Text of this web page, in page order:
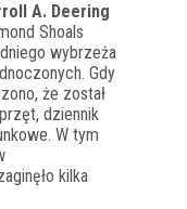
A. Deering
Shoals
wybrzeża
Gdy
że został
dziennik
W tym
kilka